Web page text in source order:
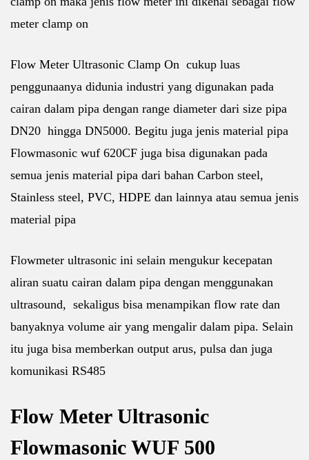
meter clamp on
Flow Meter Ultrasonic Clamp On cukup luas
penggunaanya didunia industri yang digunakan pada
cairan dalam pipa dengan range diameter dari size pipa
DN20 hingga DN5000. Begitu juga jenis material pipa
Flowmasonic wuf 620CF juga bisa digunakan pada
semua jenis material pipa dari bahan Carbon steel,
Stainless steel, PVC, HDPE dan lainnya atau semua jenis
material pipa
Flowmeter ultrasonic ini selain mengukur kecepatan
aliran suatu cairan dalam pipa dengan menggunakan
ultrasound, sekaligus bisa menampikan flow rate dan
banyaknya volume air yang mengalir dalam pipa. Selain
itu juga bisa memberkan output arus, pulsa dan juga
komunikasi RS485
Flow Meter Ultrasonic
Flowmasonic WUF 500